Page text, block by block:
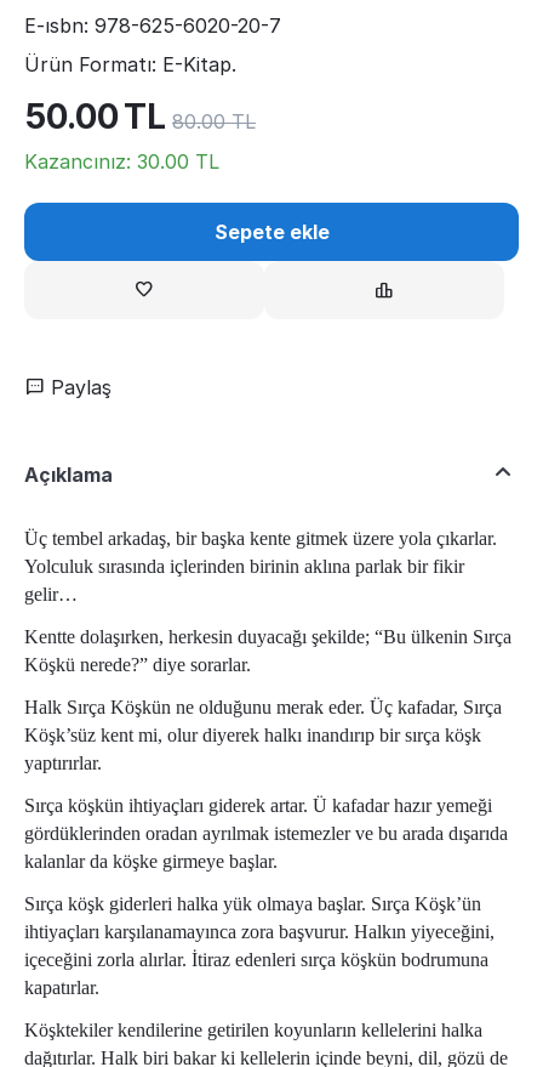
E-ısbn: 978-625-6020-20-7
Ürün Formatı: E-Kitap.
50.00TL 80.00 TL
Kazancınız: 30.00 TL
Sepete ekle
Paylaş
Açıklama
Üç tembel arkadaş, bir başka kente gitmek üzere yola çıkarlar.
Yolculuk sırasında içlerinden birinin aklına parlak bir fikir
gelir…
Kentte dolaşırken, herkesin duyacağı şekilde; “Bu ülkenin Sırça
Köşkü nerede?” diye sorarlar.
Halk Sırça Köşkün ne olduğunu merak eder. Üç kafadar, Sırça
Köşk’süz kent mi, olur diyerek halkı inandırıp bir sırça köşk
yaptırırlar.
Sırça köşkün ihtiyaçları giderek artar. Ü kafadar hazır yemeği
gördüklerinden oradan ayrılmak istemezler ve bu arada dışarıda
kalanlar da köşke girmeye başlar.
Sırça köşk giderleri halka yük olmaya başlar. Sırça Köşk’ün
ihtiyaçları karşılanamayınca zora başvurur. Halkın yiyeceğini,
içeceğini zorla alırlar. İtiraz edenleri sırça köşkün bodrumuna
kapatırlar.
Köşktekiler kendilerine getirilen koyunların kellelerini halka
dağıtırlar. Halk biri bakar ki kellelerin içinde beyni, dil, gözü de